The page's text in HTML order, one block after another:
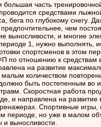
большая часть
средствами
бега по глубокому снегу.
предпочтительнее, чем
выносливости, и многие
1, нужно выполнять,
спортсменов в этом
по отношению к средствам
на развитие
количеством
быть постепенным во
Скоростная работа
и направлена на развитие
Спортивные игры,
периоде, но уже в малом
и выносливости.